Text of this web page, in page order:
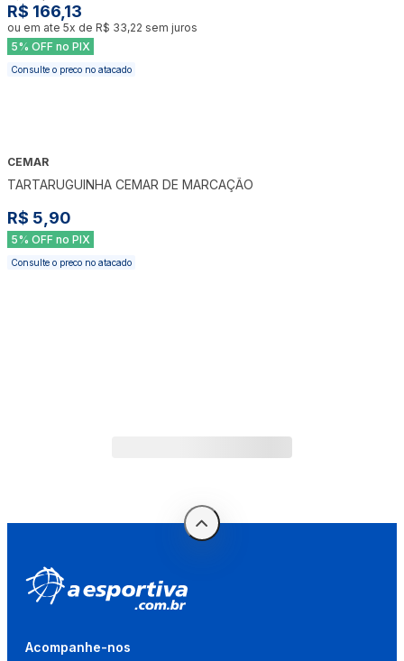
R$ 166,13
ou em ate 5x de R$ 33,22 sem juros
5% OFF no PIX
Consulte o preco no atacado
CEMAR
TARTARUGUINHA CEMAR DE MARCAÇÃO
R$ 5,90
5% OFF no PIX
Consulte o preco no atacado
Acompanhe-nos